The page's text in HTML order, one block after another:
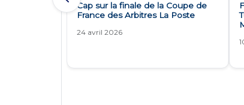
Cap sur la finale de la Coupe de
France des Arbitres La Poste
24 avril 2026